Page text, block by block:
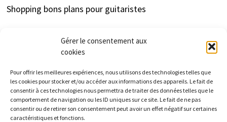
Gérer le consentement aux
cookies
Pour offrir les meilleures expériences, nous utilisons des technologies telles que
les cookies pour stocker et/ou accéder aux informations des appareils. Le fait de
consentir à ces technologies nous permettra de traiter des données telles que le
comportement de navigation ou les ID uniques sur ce site. Le fait de ne pas
consentir ou de retirer son consentement peut avoir un effet négatif sur certaines
caractéristiques et fonctions.
Shopping bons plans pour guitaristes
cfc-distribution.com est un site d'information
indépendant des enseignes et marques présentées.